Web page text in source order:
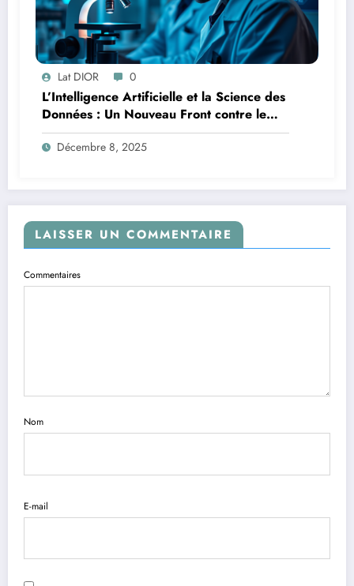
Lat DIOR 0
L’Intelligence Artificielle et la Science des
Données : Un Nouveau Front contre le
Paludisme en Afrique
Décembre 8, 2025
LAISSER UN COMMENTAIRE
Commentaires
Nom
E-mail